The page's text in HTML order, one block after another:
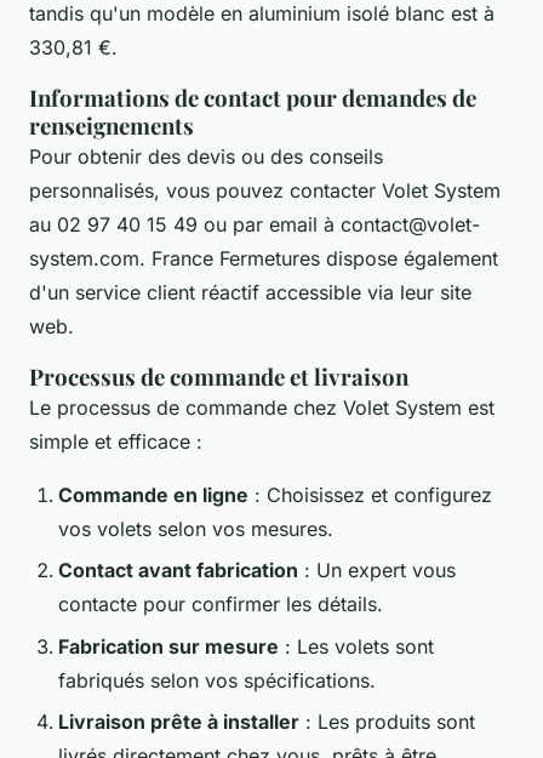
tandis qu'un modèle en aluminium isolé blanc est à
330,81 €.
Informations de contact pour demandes de
renseignements
Pour obtenir des devis ou des conseils
personnalisés, vous pouvez contacter Volet System
au 02 97 40 15 49 ou par email à contact@volet-
system.com. France Fermetures dispose également
d'un service client réactif accessible via leur site
web.
Processus de commande et livraison
Le processus de commande chez Volet System est
simple et efficace :
Commande en ligne : Choisissez et configurez
vos volets selon vos mesures.
Contact avant fabrication : Un expert vous
contacte pour confirmer les détails.
Fabrication sur mesure : Les volets sont
fabriqués selon vos spécifications.
Livraison prête à installer : Les produits sont